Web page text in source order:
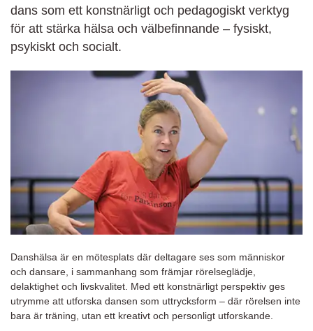
dans som ett konstnärligt och pedagogiskt verktyg
för att stärka hälsa och välbefinnande – fysiskt,
psykiskt och socialt.
Danshälsa är en mötesplats där deltagare ses som människor
och dansare, i sammanhang som främjar rörelseglädje,
delaktighet och livskvalitet. Med ett konstnärligt perspektiv ges
utrymme att utforska dansen som uttrycksform – där rörelsen inte
bara är träning, utan ett kreativt och personligt utforskande.